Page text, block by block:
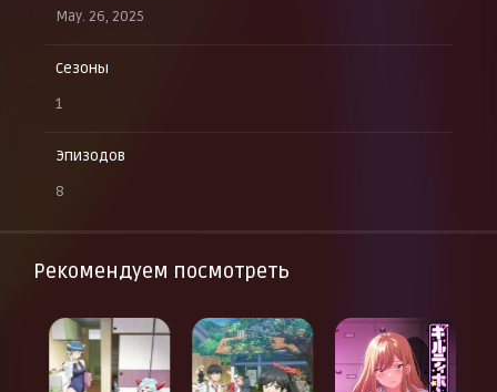
May. 26, 2025
Сезоны
1
Эпизодов
8
Рекомендуем посмотреть